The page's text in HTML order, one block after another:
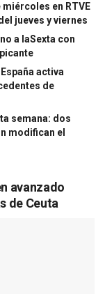
miércoles en RTVE
jueves y viernes
a laSexta con
activa
de
semana: dos
modifican el
avanzado
de Ceuta